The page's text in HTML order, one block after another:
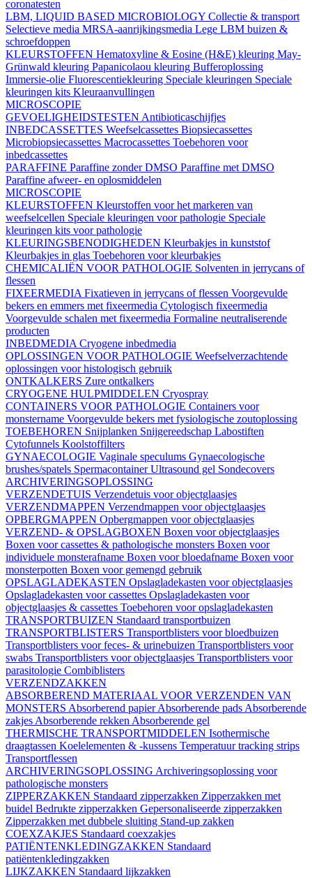
coronatesten
LBM, LIQUID BASED MICROBIOLOGY Collectie & transport
Selectieve media MRSA-aanrijkingsmedia Lege LBM buizen &
schroefdoppen
KLEURSTOFFEN Hematoxyline & Eosine (H&E) kleuring May-
Grünwald kleuring Papanicolaou kleuring Bufferoplossing
Immersie-olie Fluorescentiekleuring Speciale kleuringen Speciale
kleuringen kits Kleuraanvullingen
MICROSCOPIE
GEVOELIGHEIDSTESTEN Antibioticaschijfjes
INBEDCASSETTES Weefselcassettes Biopsiecassettes
Microbiopsiecassettes Macrocassettes Toebehoren voor
inbedcassettes
PARAFFINE Paraffine zonder DMSO Paraffine met DMSO
Paraffine afweer- en oplosmiddelen
MICROSCOPIE
KLEURSTOFFEN Kleurstoffen voor het markeren van
weefselcellen Speciale kleuringen voor pathologie Speciale
kleuringen kits voor pathologie
KLEURINGSBENODIGHEDEN Kleurbakjes in kunststof
Kleurbakjes in glas Toebehoren voor kleurbakjes
CHEMICALIËN VOOR PATHOLOGIE Solventen in jerrycans of
flessen
FIXEERMEDIA Fixatieven in jerrycans of flessen Voorgevulde
bekers en emmers met fixeermedia Cytologisch fixeermedia
Voorgevulde schalen met fixeermedia Formaline neutraliserende
producten
INBEDMEDIA Cryogene inbedmedia
OPLOSSINGEN VOOR PATHOLOGIE Weefselverzachtende
oplossingen voor histologisch gebruik
ONTKALKERS Zure ontkalkers
CRYOGENE HULPMIDDELEN Cryospray
CONTAINERS VOOR PATHOLOGIE Containers voor
monstername Voorgevulde bekers met fysiologische zoutoplossing
TOEBEHOREN Snijplanken Snijgereedschap Labostiften
Cytofunnels Koolstoffilters
GYNAECOLOGIE Vaginale speculums Gynaecologische
brushes/spatels SpermacontainerUltrasound gel Sondecovers
ARCHIVERINGSOPLOSSING
VERZENDETUIS Verzendetuis voor objectglaasjes
VERZENDMAPPEN Verzendmappen voor objectglaasjes
OPBERGMAPPEN Opbergmappen voor objectglaasjes
VERZEND- & OPSLAGBOXEN Boxen voor objectglaasjes
Boxen voor cassettes & pathologische monsters Boxen voor
individuele monsterafname Boxen voor bloedafname Boxen voor
monsterpotten Boxen voor gemengd gebruik
OPSLAGLADEKASTEN Opslagladekasten voor objectglaasjes
Opslagladekasten voor cassettes Opslagladekasten voor
objectglaasjes & cassettes Toebehoren voor opslagladekasten
TRANSPORTBUIZEN Standaard transportbuizen
TRANSPORTBLISTERS Transportblisters voor bloedbuizen
Transportblisters voor feces- & urinebuizen Transportblisters voor
swabs Transportblisters voor objectglaasjes Transportblisters voor
parasitologie Combiblisters
VERZENDZAKKEN
ABSORBEREND MATERIAAL VOOR VERZENDEN VAN
MONSTERS Absorberend papierAbsorberende pads Absorberende
zakjes Absorberende rekken Absorberende gel
THERMISCHE TRANSPORTMIDDELEN Isothermische
draagtassen Koelelementen & -kussens Temperatuur tracking strips
Transportflessen
ARCHIVERINGSOPLOSSING Archiveringsoplossing voor
pathologische monsters
ZIPPERZAKKEN Standaard zipperzakken Zipperzakken met
buidel Bedrukte zipperzakken Gepersonaliseerde zipperzakken
Zipperzakken met dubbele sluiting Stand-up zakken
COEXZAKJES Standaard coexzakjes
PATIËNTENKLEDINGZAKKEN Standaard
patiëntenkledingzakken
LIJKZAKKEN Standaard lijkzakken